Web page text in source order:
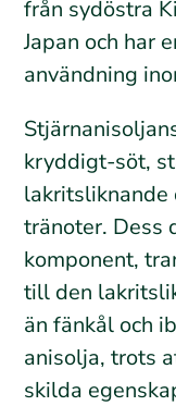
från sydöstra
Japan och har
användning
kryddigt-söt,
lakritsliknande
tränoter. Dess
komponent,
till den
än fänkål och
anisolja, trots
skilda